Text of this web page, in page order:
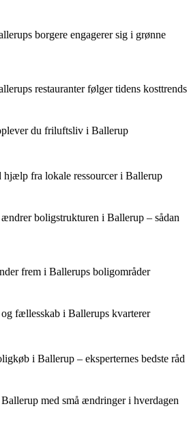
borgere engagerer sig i grønne
restauranter følger tidens kosttrends
du friluftsliv i Ballerup
hjælp fra lokale ressourcer i Ballerup
boligstrukturen i Ballerup – sådan
frem i Ballerups boligområder
fællesskab i Ballerups kvarterer
i Ballerup – eksperternes bedste råd
med små ændringer i hverdagen